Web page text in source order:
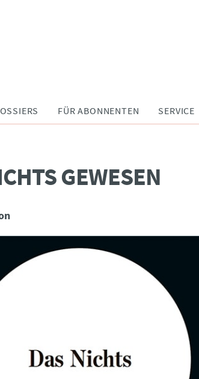
FÜR ABONNENTEN SERVICE
GEWESEN